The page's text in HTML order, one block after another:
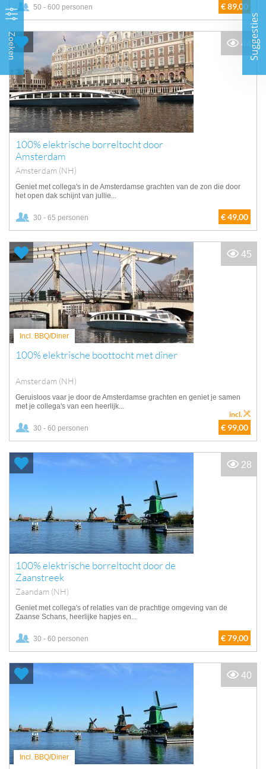
Zoeken
50 - 600 personen € 89,00
100% elektrische borreltocht door
Amsterdam
Amsterdam (NH)
Geniet met collega's in de Amsterdamse grachten van de zon die door
het open dak schijnt van jullie...
30 - 65 personen € 49,00
44
Incl. BBQ/Diner
100% elektrische boottocht met diner
Amsterdam (NH)
Geruisloos vaar je door de Amsterdamse grachten en geniet je samen
met je collega's van een heerlijk...
30 - 60 personen € 99,00
incl.
45
100% elektrische borreltocht door de
Zaanstreek
Zaandam (NH)
Geniet met collega's of relaties van de prachtige omgeving van de
Zaanse Schans, heerlijke hapjes en...
30 - 60 personen € 79,00
28
Incl. BBQ/Diner
40
Suggesties